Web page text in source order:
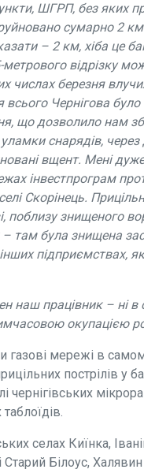
ШГРП, без яких
сумарно 2
– 2 км, хіба це
відрізку
числах березня
Чернігова
що дозволило нам
снарядів,
вщент. Мені
інвестпрограм
Скорінець.
поблизу знищеного
там була знищена
підприємствах,
наш працівник – ні в
окупацією
газові мережі в
пострілів у
чернігівських
селах Киїнка,
Білоус,